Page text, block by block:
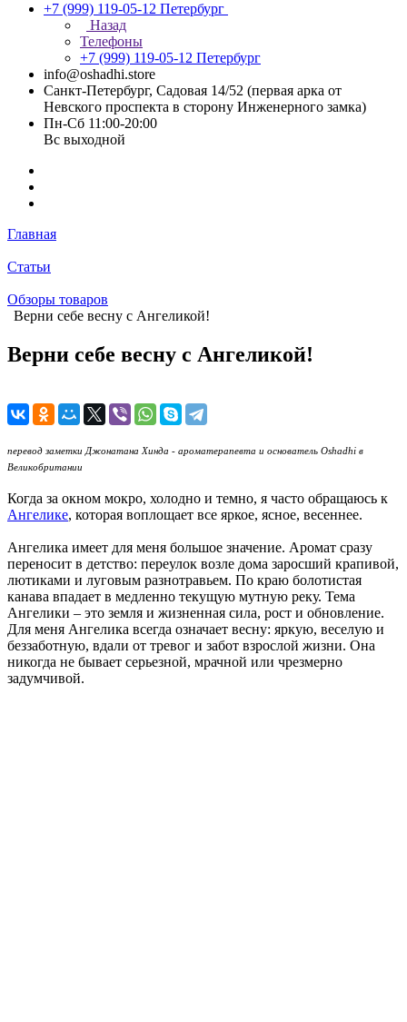
+7 (999) 119-05-12 Петербург
Назад
Телефоны
+7 (999) 119-05-12 Петербург
info@oshadhi.store
Санкт-Петербург, Садовая 14/52 (первая арка от
Невского проспекта в сторону Инженерного замка)
Пн-Сб 11:00-20:00
Вс выходной
Главная
Статьи
Обзоры товаров
Верни себе весну с Ангеликой!
Верни себе весну с Ангеликой!
перевод заметки Джонатана Хинда - ароматерапевта и основатель Oshadhi в
Великобритании
Когда за окном мокро, холодно и темно, я часто обращаюсь к
Ангелике, которая воплощает все яркое, ясное, весеннее.
Ангелика имеет для меня большое значение. Аромат сразу
переносит в детство: переулок возле дома заросший крапивой,
лютиками и луговым разнотравьем. По краю болотистая
канава впадает в медленно текущую мутную реку. Тема
Ангелики – это земля и жизненная сила, рост и обновление.
Для меня Ангелика всегда означает весну: яркую, веселую и
беззаботную, вдали от тревог и забот взрослой жизни. Она
никогда не бывает серьезной, мрачной или чрезмерно
задумчивой.